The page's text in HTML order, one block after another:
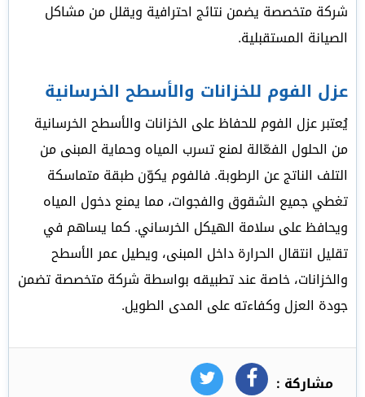
شركة متخصصة يضمن نتائج احترافية ويقلل من مشاكل
الصيانة المستقبلية.
عزل الفوم للخزانات والأسطح الخرسانية
يُعتبر عزل الفوم للحفاظ على الخزانات والأسطح الخرسانية
من الحلول الفعّالة لمنع تسرب المياه وحماية المبنى من
التلف الناتج عن الرطوبة. فالفوم يكوّن طبقة متماسكة
تغطي جميع الشقوق والفجوات، مما يمنع دخول المياه
ويحافظ على سلامة الهيكل الخرساني. كما يساهم في
تقليل انتقال الحرارة داخل المبنى، ويطيل عمر الأسطح
والخزانات، خاصة عند تطبيقه بواسطة شركة متخصصة تضمن
جودة العزل وكفاءته على المدى الطويل.
مشاركة : فيسبوكتويتر